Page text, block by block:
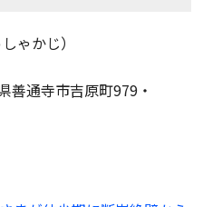
ゃかじ）
善通寺市吉原町979・